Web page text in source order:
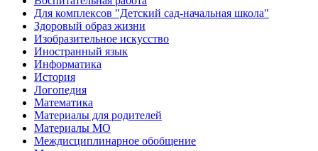
Для комплексов "Детский сад-начальная школа"
Здоровый образ жизни
Изобразительное искусство
Иностранный язык
Информатика
История
Логопедия
Математика
Материалы для родителей
Материалы МО
Междисциплинарное обобщение